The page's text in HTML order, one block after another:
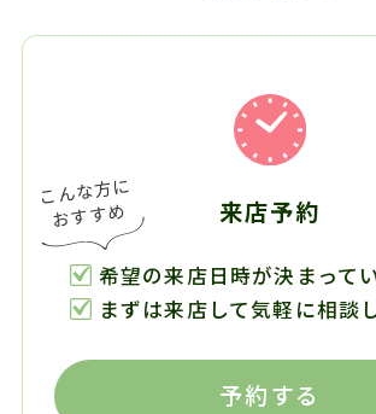
来店予約
希望の来店日時が決まってい
まずは来店して気軽に相談
予約する